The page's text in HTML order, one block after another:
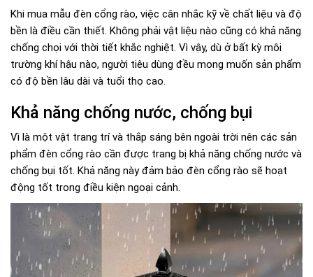
Khi mua mẫu đèn cổng rào, việc cân nhắc kỹ về chất liệu và độ
bền là điều cần thiết. Không phải vật liệu nào cũng có khả năng
chống chọi với thời tiết khắc nghiệt. Vì vậy, dù ở bất kỳ môi
trường khí hậu nào, người tiêu dùng đều mong muốn sản phẩm
có độ bền lâu dài và tuổi thọ cao.
Khả năng chống nước, chống bụi
Vì là một vật trang trí và thắp sáng bên ngoài trời nên các sản
phẩm đèn cổng rào cần được trang bị khả năng chống nước và
chống bụi tốt. Khả năng này đảm bảo đèn cổng rào sẽ hoạt
động tốt trong điều kiện ngoại cảnh.